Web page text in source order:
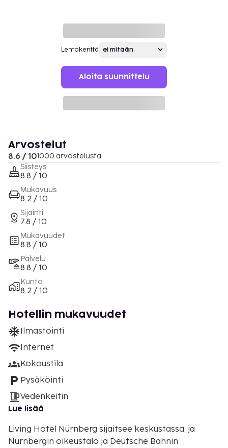
Lentokenttä
Aloita suunnittelu
Arvostelut
8.6 / 101000 arvostelusta
Siisteys
8.8 / 10
Mukavuus
8.2 / 10
Sijainti
7.8 / 10
Mukavuudet
8.8 / 10
Palvelu
8.8 / 10
Kunto
8.2 / 10
Hotellin mukavuudet
Ilmastointi
Internet
Kokoustila
Pysäköinti
Vedenkeitin
Lue lisää
Living Hotel Nürnberg sijaitsee keskustassa, ja
Nürnbergin oikeustalo ja Deutsche Bahnin